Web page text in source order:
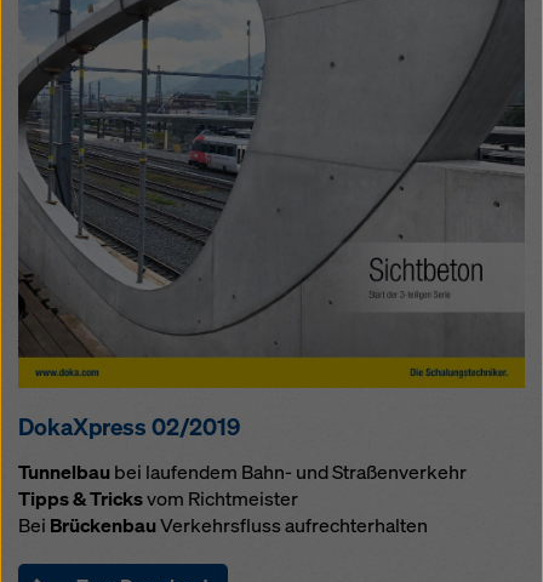
DokaXpress 02/2019
Tunnelbaubei laufendem Bahn- und Straßenverkehr
Tipps & Tricksvom Richtmeister
Bei BrückenbauVerkehrsfluss aufrechterhalten